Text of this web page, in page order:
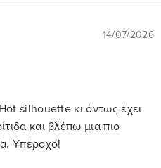
14/07/2026
silhouette κι όντως έχει
και βλέπω μια πιο
Υπέροχο!